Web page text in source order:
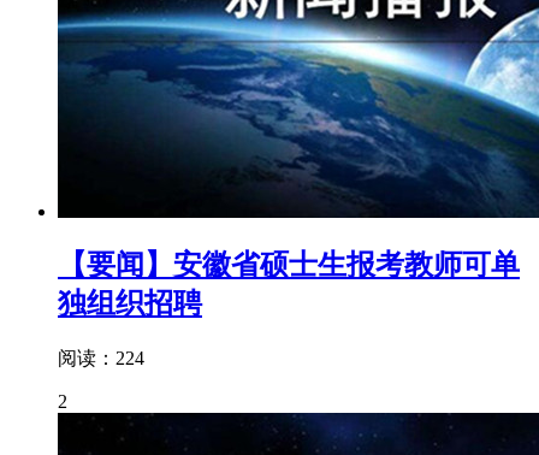
【要闻】安徽省硕士生报考教师可单
独组织招聘
阅读：224
2